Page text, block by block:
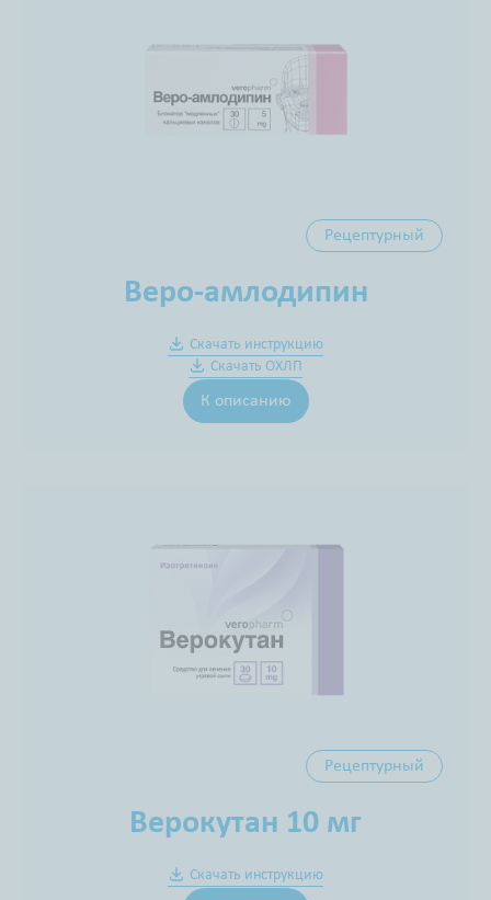
Рецептурный
Веро-амлодипин
Скачать инструкцию
Скачать ОХЛП
К описанию
Рецептурный
Верокутан 10 мг
Скачать инструкцию